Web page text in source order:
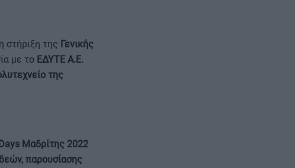
στήριξη της Γενικής
με το ΕΔΥΤΕ Α.Ε.
της
Μαδρίτης 2022
παρουσίασης